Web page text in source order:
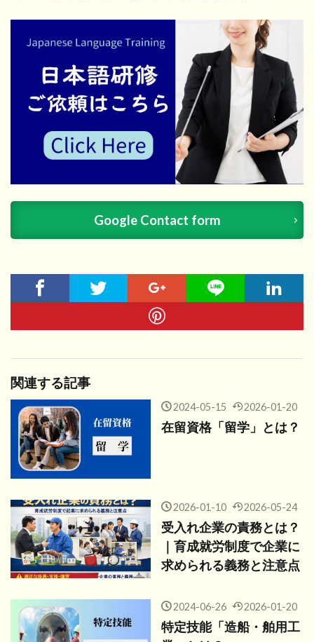
Google Contact form
関連する記事
2024-05-15 2026-01-20
在留資格「留学」とは？
2026-01-10 2026-05-24
受入れ企業の責務とは？
｜育成就労制度で企業に
求められる義務と注意点
2024-06-26 2026-01-20
特定技能「造船・舶用工